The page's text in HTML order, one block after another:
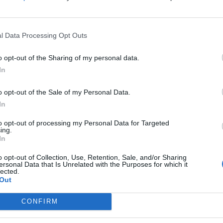
Data Processing Opt Outs
opt-out of the Sharing of my personal data.
opt-out of the Sale of my Personal Data.
opt-out of processing my Personal Data for Targeted
opt-out of Collection, Use, Retention, Sale, and/or Sharing
Data that Is Unrelated with the Purposes for which it
CONFIRM
„Gazeta Wyborcza” Konstanty Radziwiłł 5 listopada skierował
uważa, że w związku z epidemią koronawirusa, wszystkie placówki